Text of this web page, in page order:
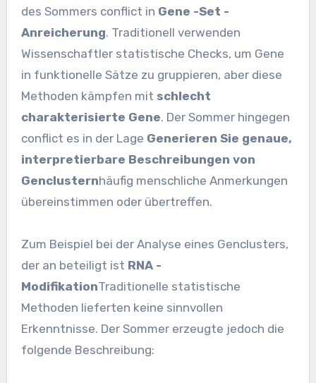
des Sommers conflict in Gene -Set -
Anreicherung. Traditionell verwenden
Wissenschaftler statistische Checks, um Gene
in funktionelle Sätze zu gruppieren, aber diese
Methoden kämpfen mit schlecht
charakterisierte Gene. Der Sommer hingegen
conflict es in der Lage Generieren Sie genaue,
interpretierbare Beschreibungen von
Genclusternhäufig menschliche Anmerkungen
übereinstimmen oder übertreffen.
Zum Beispiel bei der Analyse eines Genclusters,
der an beteiligt ist RNA -
ModifikationTraditionelle statistische
Methoden lieferten keine sinnvollen
Erkenntnisse. Der Sommer erzeugte jedoch die
folgende Beschreibung: